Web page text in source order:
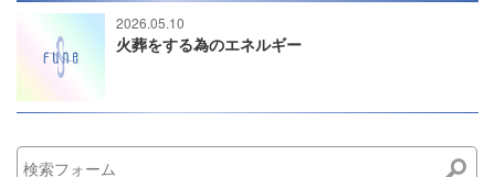
2026.05.10
火葬をする為のエネルギー